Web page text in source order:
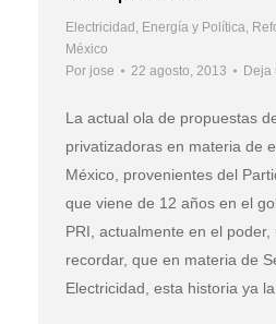
Electricidad Energía y Política
México
Por jose 22 agosto, 2013 Deja
La actual ola de propuestas
privatizadoras en materia de
México, provenientes del
que viene de 12 años en el
PRI, actualmente en el
recordar, que en materia de
Electricidad, esta historia ya